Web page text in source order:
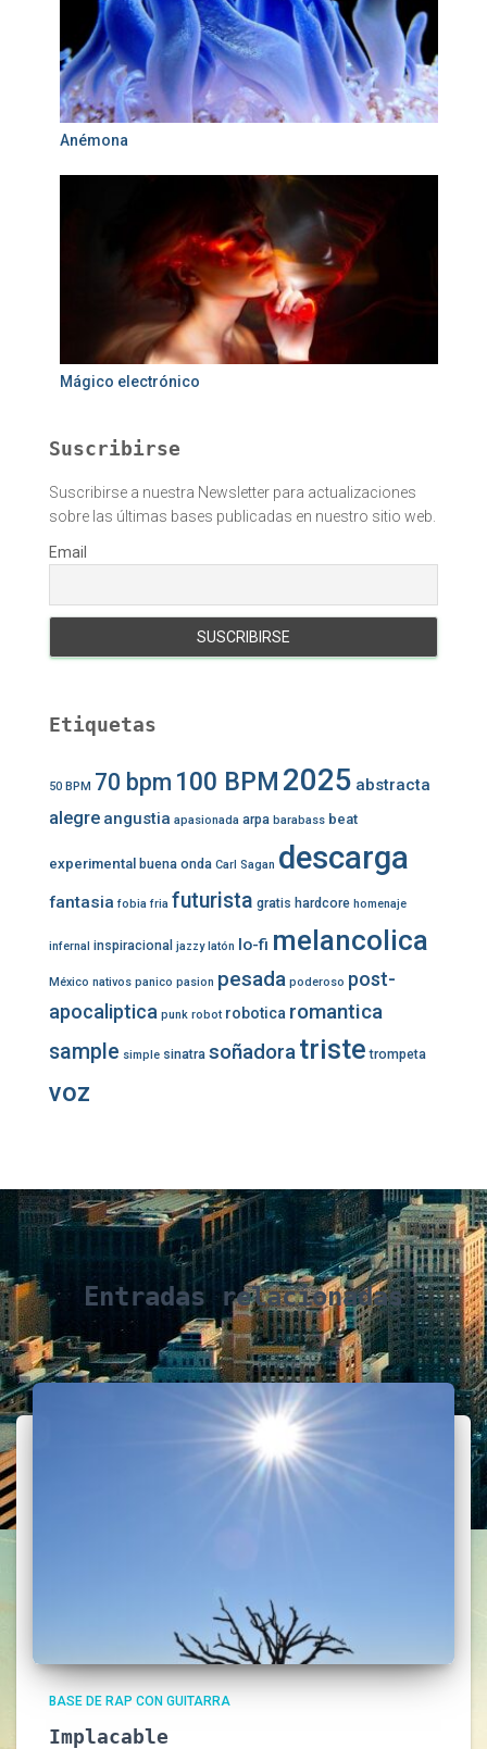
Anémona
Mágico electrónico
Suscribirse
Suscribirse a nuestra Newsletter para actualizaciones
sobre las últimas bases publicadas en nuestro sitio web.
Email
Etiquetas
50 BPM 70 bpm 100 BPM 2025 abstracta
alegre angustia apasionada arpa barabass beat
experimental buena onda Carl Sagan descarga
fantasia fobia fria futurista gratis hardcore homenaje
infernal inspiracional jazzy latón lo-fi melancolica
México nativos panico pasion pesada poderoso post-
apocaliptica punk robot robotica romantica
sample simple sinatra soñadoratriste trompeta
voz
Entradas relacionadas
BASE DE RAP CON GUITARRA
Implacable